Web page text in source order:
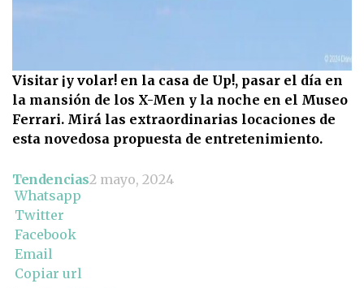
Visitar ¡y volar! en la casa de Up!, pasar el día en
la mansión de los X-Men y la noche en el Museo
Ferrari. Mirá las extraordinarias locaciones de
esta novedosa propuesta de entretenimiento.
Tendencias2 mayo, 2024
Whatsapp
Twitter
Facebook
Email
Copiar url